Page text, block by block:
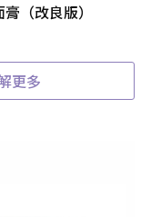
（改良版）
更多